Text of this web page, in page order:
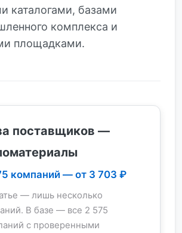
каталогами, базами
комплекса и
площадками.
поставщиков —
компаний — от 3 703 ₽
— лишь несколько
В базе — все 2 575
с проверенными